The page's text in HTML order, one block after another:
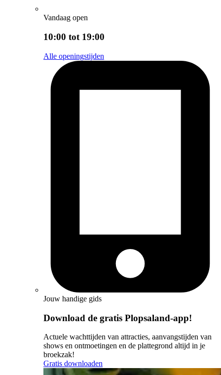
Vandaag open
10:00 tot 19:00
Alle openingstijden
Jouw handige gids
Download de gratis Plopsaland-app!
Actuele wachttijden van attracties, aanvangstijden van
shows en ontmoetingen en de plattegrond altijd in je
broekzak!
Gratis downloaden